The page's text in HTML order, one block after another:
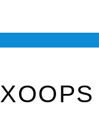
XOOPS